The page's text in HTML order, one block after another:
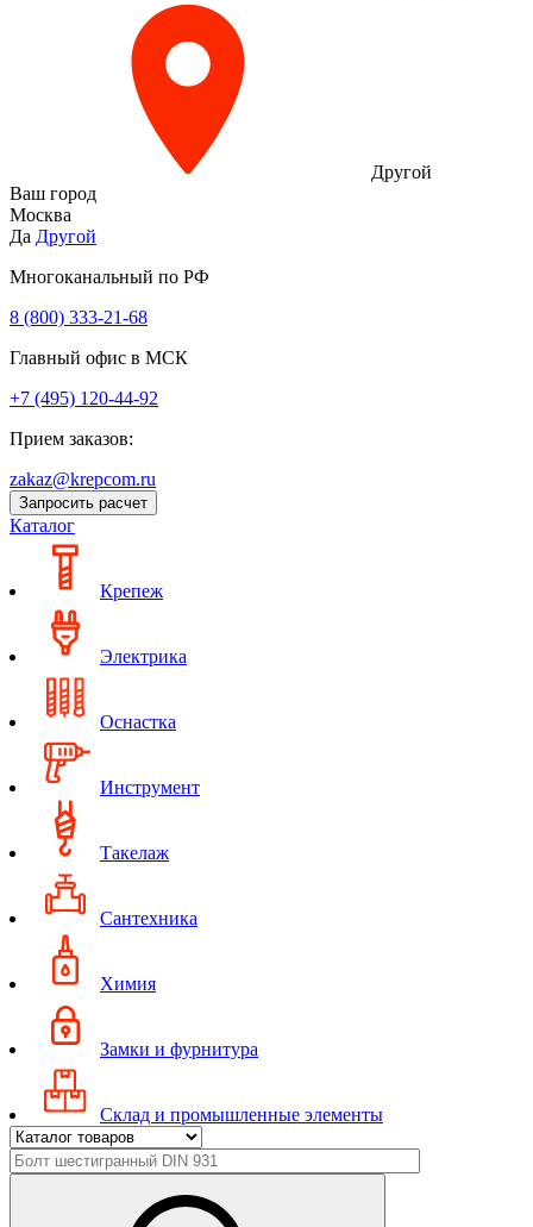
Другой
Ваш город
Москва
Да Другой
Многоканальный по РФ
8 (800) 333‑21-68
Главный офис в МСК
+7 (495) 120-44-92
Прием заказов:
zakaz@krepcom.ru
Запросить расчет
Каталог
Крепеж
Электрика
Оснастка
Инструмент
Такелаж
Сантехника
Химия
Замки и фурнитура
Склад и промышленные элементы